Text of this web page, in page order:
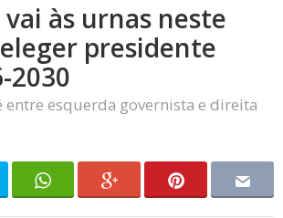
às urnas neste
presidente
2030
entre esquerda governista e direita